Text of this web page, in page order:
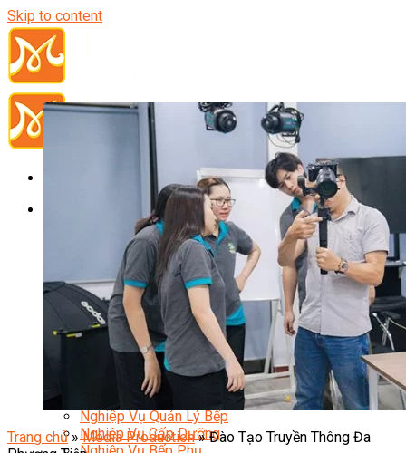
Skip to content
Bếp Trưởng Điều Hành
Nghiệp Vụ Bếp Trưởng
Nghiệp Vụ Bếp Quốc Tế
Nghiệp Vụ Bếp Trưởng Bếp Việt
Nghiệp Vụ Bếp Trưởng Bếp Âu
Nghiệp Vụ Bếp Trưởng Bếp Á
Nghiệp Vụ Bếp Trưởng Bếp Nhật
Nghiệp Vụ Bếp Trưởng Bếp Hoa
Nghiệp Vụ Bếp Hàn
Nghiệp Vụ Bếp Thái
Nghiệp Vụ Bếp Chay
Nghiệp Vụ Quản Lý Bếp
Nghiệp Vụ Cấp Dưỡng
Trang chủ » Media Production » Đào Tạo Truyền Thông Đa